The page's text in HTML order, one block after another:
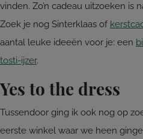
vinden. Zo’n cadeau uitzoeken is
Zoek je nog Sinterklaas of
aantal leuke ideeën voor je: een
tosti-ijzer.
Yes to the dress
Tussendoor ging ik ook nog op
eerste winkel waar we heen